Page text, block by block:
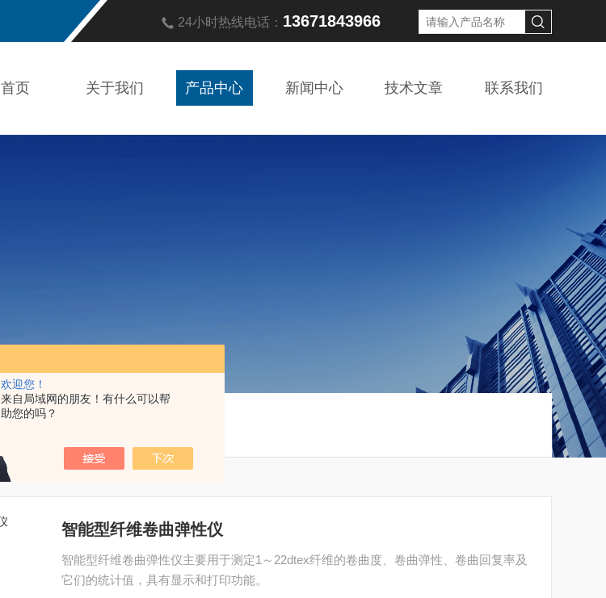
欢迎您！
来自局域网的朋友！有什么可以帮
助您的吗？
24小时热线电话： 13671843966
首页 关于我们 产品中心 新闻中心 技术文章 联系我们
智能型纤维卷曲弹性仪
智能型纤维卷曲弹性仪主要用于测定1～22dtex纤维的卷曲度、卷曲弹性、卷曲回复率及
它们的统计值，具有显示和打印功能。